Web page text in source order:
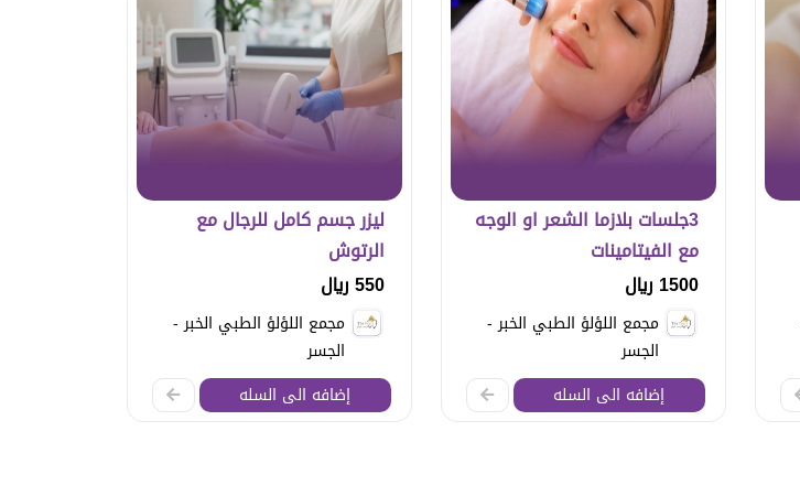
3جلسات بلازما الشعر او الوجه
مع الفيتامينات
1500 ريال
مجمع اللؤلؤ الطبي الخبر -
الجسر
إضافه الى السله
ليزر جسم كامل للرجال مع
الرتوش
550 ريال
مجمع اللؤلؤ الطبي الخبر -
الجسر
إضافه الى السله